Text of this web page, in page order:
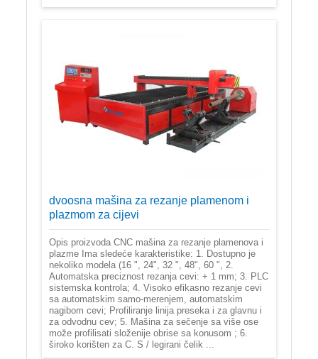
dvoosna mašina za rezanje plamenom i
plazmom za cijevi
Opis proizvoda CNC mašina za rezanje plamenova i
plazme Ima sledeće karakteristike: 1. Dostupno je
nekoliko modela (16 ", 24", 32 ", 48", 60 ", 2.
Automatska preciznost rezanja cevi: + 1 mm; 3. PLC
sistemska kontrola; 4. Visoko efikasno rezanje cevi
sa automatskim samo-merenjem, automatskim
nagibom cevi; Profiliranje linija preseka i za glavnu i
za odvodnu cev; 5. Mašina za sečenje sa više ose
može profilisati složenije obrise sa konusom ; 6.
široko korišten za C. S / legirani čelik ...